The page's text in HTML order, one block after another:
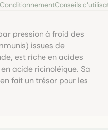
ConditionnementConseils
pression à froid des
issues de
est riche en acides
acide ricinoléique. Sa
fait un trésor pour les